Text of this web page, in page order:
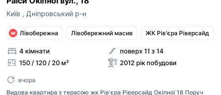
Київ , Дніпровський р-н
Лівобережна Лівобережний масив ЖК Рів'єра Ріверсайд
4 кімнати
150 / 120 / 20 м²
поверх 11 з 14
2012 рік побудови
вчора
Видова квартира з терасою жк Рівʼєра Ріверсайд Окіпної 18 Поруч